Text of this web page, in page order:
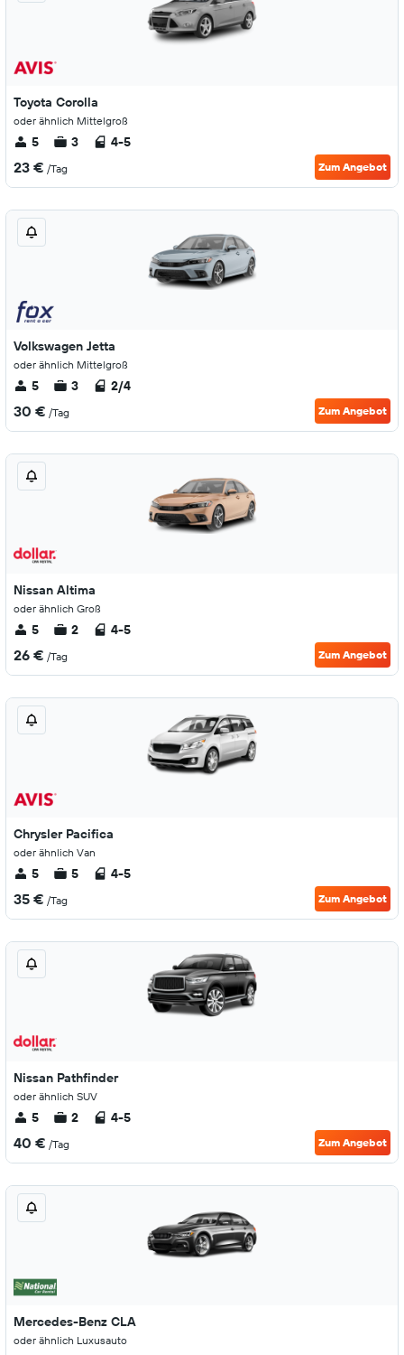
Toyota Corolla
oder ähnlich Mittelgroß
5 3 4-5
23 € /Tag Zum Angebot
Volkswagen Jetta
oder ähnlich Mittelgroß
5 3 2/4
30 € /Tag Zum Angebot
Nissan Altima
oder ähnlich Groß
5 2 4-5
26 € /Tag Zum Angebot
Chrysler Pacifica
oder ähnlich Van
5 5 4-5
35 € /Tag Zum Angebot
Nissan Pathfinder
oder ähnlich SUV
5 2 4-5
40 € /Tag Zum Angebot
Mercedes-Benz CLA
oder ähnlich Luxusauto